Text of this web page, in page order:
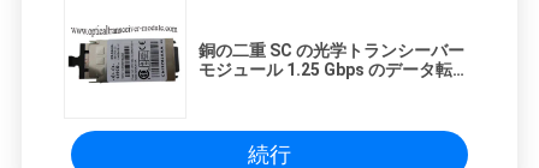
銅の二重 SC の光学トランシーバー
モジュール 1.25 Gbps のデータ転送
続行